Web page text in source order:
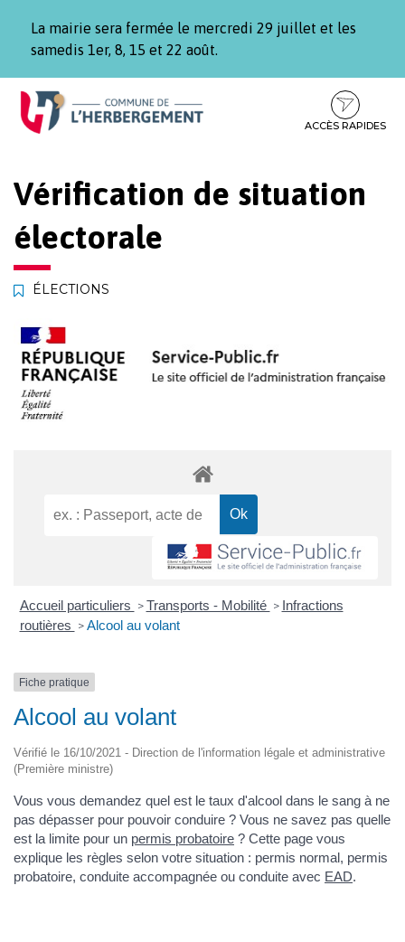
La mairie sera fermée le mercredi 29 juillet et les
samedis 1er, 8, 15 et 22 août.
Aller
Aller
contenu
Aller
pied
ACCÈS RAPIDES
Vérification de situation
électorale
ÉLECTIONS
Accueil particuliers > Transports - Mobilité > Infractions
routières > Alcool au volant
Fiche pratique
Alcool au volant
Vérifié le 16/10/2021 - Direction de l'information légale et administrative
(Première ministre)
Vous vous demandez quel est le taux d'alcool dans le sang à ne
pas dépasser pour pouvoir conduire ? Vous ne savez pas quelle
est la limite pour un permis probatoire ? Cette page vous
explique les règles selon votre situation : permis normal, permis
probatoire, conduite accompagnée ou conduite avec EAD.